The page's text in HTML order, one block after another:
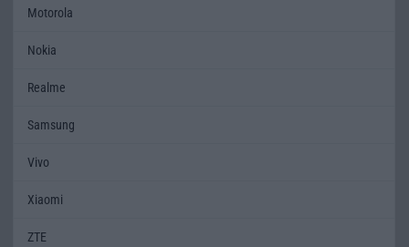
Motorola
Nokia
Realme
Samsung
Vivo
Xiaomi
ZTE